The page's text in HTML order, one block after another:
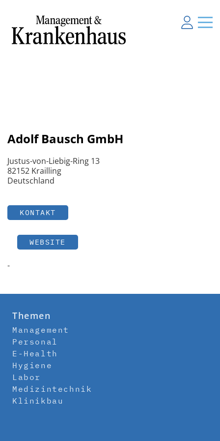
Adolf Bausch GmbH
Justus-von-Liebig-Ring 13
82152 Krailling
Deutschland
KONTAKT
WEBSITE
-
Themen
Management
Personal
E-Health
Hygiene
Labor
Medizintechnik
Klinikbau